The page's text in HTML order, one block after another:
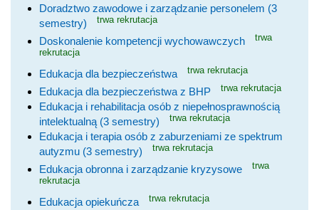
Doradztwo zawodowe i zarządzanie personelem (3
semestry)
trwa rekrutacja
Doskonalenie kompetencji wychowawczych
trwa
rekrutacja
Edukacja dla bezpieczeństwa trwa rekrutacja
Edukacja dla bezpieczeństwa z BHP trwa rekrutacja
Edukacja i rehabilitacja osób z niepełnosprawnością
intelektualną (3 semestry)
trwa rekrutacja
Edukacja i terapia osób z zaburzeniami ze spektrum
autyzmu (3 semestry)
trwa rekrutacja
Edukacja obronna i zarządzanie kryzysowe
trwa
rekrutacja
Edukacja opiekuńcza trwa rekrutacja